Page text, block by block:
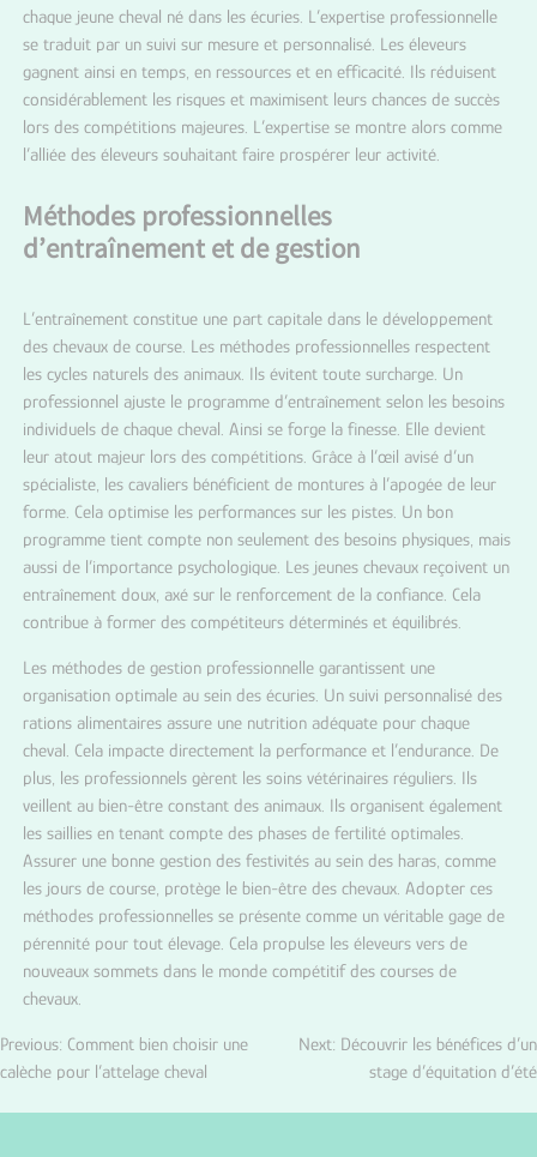
chaque jeune cheval né dans les écuries. L’expertise professionnelle
se traduit par un suivi sur mesure et personnalisé. Les éleveurs
gagnent ainsi en temps, en ressources et en efficacité. Ils réduisent
considérablement les risques et maximisent leurs chances de succès
lors des compétitions majeures. L’expertise se montre alors comme
l’alliée des éleveurs souhaitant faire prospérer leur activité.
Méthodes professionnelles
d’entraînement et de gestion
L’entraînement constitue une part capitale dans le développement
des chevaux de course. Les méthodes professionnelles respectent
les cycles naturels des animaux. Ils évitent toute surcharge. Un
professionnel ajuste le programme d’entraînement selon les besoins
individuels de chaque cheval. Ainsi se forge la finesse. Elle devient
leur atout majeur lors des compétitions. Grâce à l’œil avisé d’un
spécialiste, les cavaliers bénéficient de montures à l’apogée de leur
forme. Cela optimise les performances sur les pistes. Un bon
programme tient compte non seulement des besoins physiques, mais
aussi de l’importance psychologique. Les jeunes chevaux reçoivent un
entraînement doux, axé sur le renforcement de la confiance. Cela
contribue à former des compétiteurs déterminés et équilibrés.
Les méthodes de gestion professionnelle garantissent une
organisation optimale au sein des écuries. Un suivi personnalisé des
rations alimentaires assure une nutrition adéquate pour chaque
cheval. Cela impacte directement la performance et l’endurance. De
plus, les professionnels gèrent les soins vétérinaires réguliers. Ils
veillent au bien-être constant des animaux. Ils organisent également
les saillies en tenant compte des phases de fertilité optimales.
Assurer une bonne gestion des festivités au sein des haras, comme
les jours de course, protège le bien-être des chevaux. Adopter ces
méthodes professionnelles se présente comme un véritable gage de
pérennité pour tout élevage. Cela propulse les éleveurs vers de
nouveaux sommets dans le monde compétitif des courses de
chevaux.
Navigation
de
Previous: Comment bien choisir une
calèche pour l’attelage cheval
Next: Découvrir les bénéfices d’un
stage d’équitation d’été